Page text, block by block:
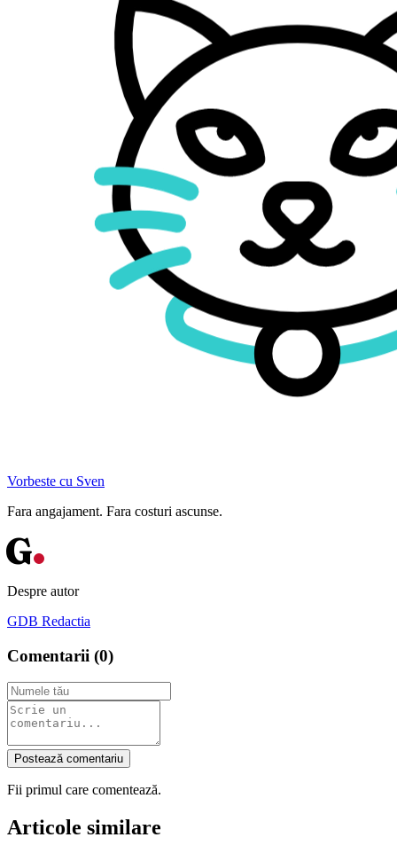
Vorbeste cu Sven
Fara angajament. Fara costuri ascunse.
G
Despre autor
GDB Redactia
Comentarii (0)
Postează comentariu
Fii primul care comentează.
Articole similare